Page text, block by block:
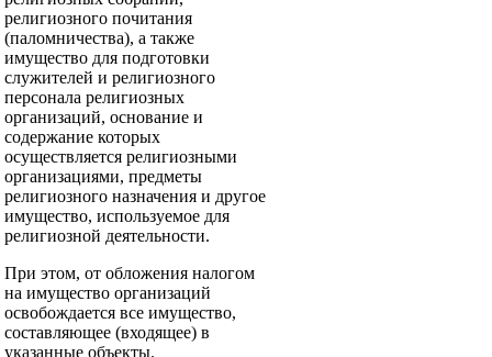
религиозного почитания
(паломничества), а также
имущество для подготовки
служителей и религиозного
персонала религиозных
организаций, основание и
содержание которых
осуществляется религиозными
организациями, предметы
религиозного назначения и другое
имущество, используемое для
религиозной деятельности.
При этом, от обложения налогом
на имущество организаций
освобождается все имущество,
составляющее (входящее) в
указанные объекты.